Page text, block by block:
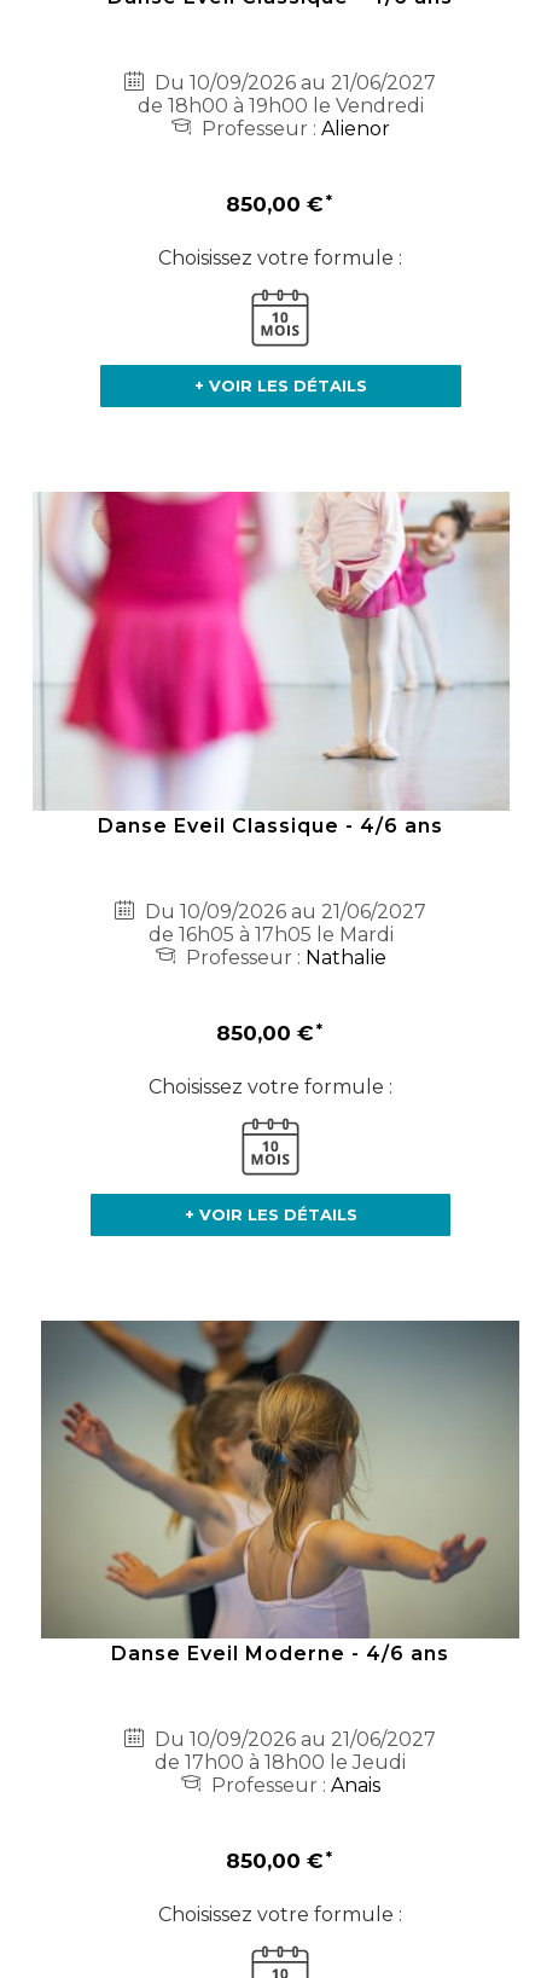
Du 10/09/2026 au 21/06/2027
de 18h00 à 19h00 le Vendredi
Professeur : Alienor
850,00 €
Choisissez votre formule :
+ VOIR LES DÉTAILS
Danse Eveil Classique - 4/6 ans
Du 10/09/2026 au 21/06/2027
de 16h05 à 17h05 le Mardi
Professeur : Nathalie
850,00 €
Choisissez votre formule :
+ VOIR LES DÉTAILS
Danse Eveil Moderne - 4/6 ans
Du 10/09/2026 au 21/06/2027
de 17h00 à 18h00 le Jeudi
Professeur : Anais
850,00 €
Choisissez votre formule :